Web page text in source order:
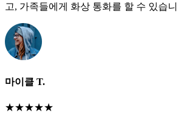
고, 가족들에게 화상 통화를 할 수 있습
마이클 T.
★★★★★